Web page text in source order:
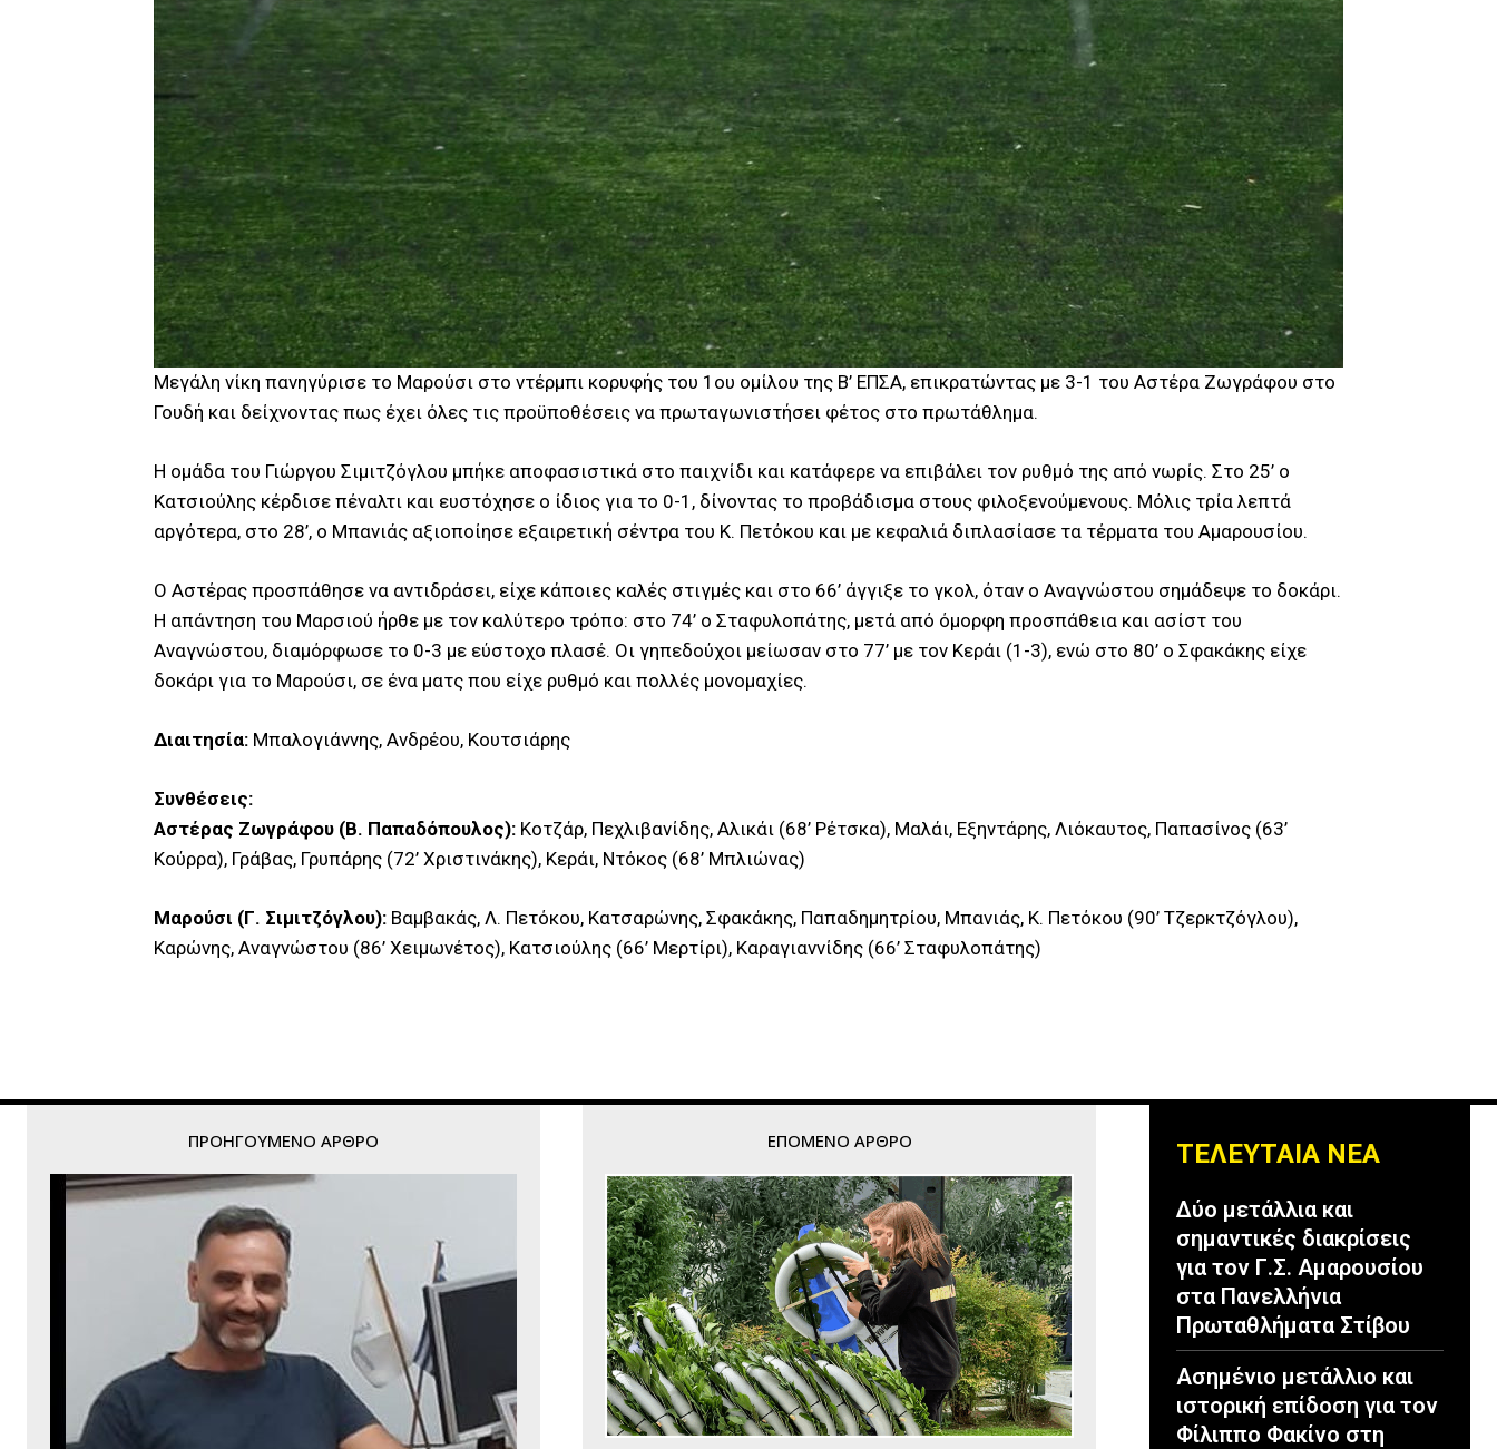
Μεγάλη νίκη πανηγύρισε το Μαρούσι στο ντέρμπι κορυφής του 1ου ομίλου της Β’ ΕΠΣΑ, επικρατώντας με 3-1 του Αστέρα Ζωγράφου στο
Γουδή και δείχνοντας πως έχει όλες τις προϋποθέσεις να πρωταγωνιστήσει φέτος στο πρωτάθλημα.
Η ομάδα του Γιώργου Σιμιτζόγλου μπήκε αποφασιστικά στο παιχνίδι και κατάφερε να επιβάλει τον ρυθμό της από νωρίς. Στο 25’ ο
Κατσιούλης κέρδισε πέναλτι και ευστόχησε ο ίδιος για το 0-1, δίνοντας το προβάδισμα στους φιλοξενούμενους. Μόλις τρία λεπτά
αργότερα, στο 28’, ο Μπανιάς αξιοποίησε εξαιρετική σέντρα του Κ. Πετόκου και με κεφαλιά διπλασίασε τα τέρματα του Αμαρουσίου.
Ο Αστέρας προσπάθησε να αντιδράσει, είχε κάποιες καλές στιγμές και στο 66’ άγγιξε το γκολ, όταν ο Αναγνώστου σημάδεψε το δοκάρι.
Η απάντηση του Μαρσιού ήρθε με τον καλύτερο τρόπο: στο 74’ ο Σταφυλοπάτης, μετά από όμορφη προσπάθεια και ασίστ του
Αναγνώστου, διαμόρφωσε το 0-3 με εύστοχο πλασέ. Οι γηπεδούχοι μείωσαν στο 77’ με τον Κεράι (1-3), ενώ στο 80’ ο Σφακάκης είχε
δοκάρι για το Μαρούσι, σε ένα ματς που είχε ρυθμό και πολλές μονομαχίες.
Διαιτησία: Μπαλογιάννης, Ανδρέου, Κουτσιάρης
Συνθέσεις:
Αστέρας Ζωγράφου (Β. Παπαδόπουλος): Κοτζάρ, Πεχλιβανίδης, Αλικάι (68’ Ρέτσκα), Μαλάι, Εξηντάρης, Λιόκαυτος, Παπασίνος (63’
Κούρρα), Γράβας, Γρυπάρης (72’ Χριστινάκης), Κεράι, Ντόκος (68’ Μπλιώνας)
Μαρούσι (Γ. Σιμιτζόγλου): Βαμβακάς, Λ. Πετόκου, Κατσαρώνης, Σφακάκης, Παπαδημητρίου, Μπανιάς, Κ. Πετόκου (90’ Τζερκτζόγλου),
Καρώνης, Αναγνώστου (86’ Χειμωνέτος), Κατσιούλης (66’ Μερτίρι), Καραγιαννίδης (66’ Σταφυλοπάτης)
ΠΡΟΗΓΟΎΜΕΝΟ ΆΡΘΡΟ ΕΠΌΜΕΝΟ ΆΡΘΡΟ ΤΕΛΕΥΤΑΙΑ ΝΕΑ
Δύο μετάλλια και
σημαντικές διακρίσεις
για τον Γ.Σ. Αμαρουσίου
στα Πανελλήνια
Πρωταθλήματα Στίβου
Ασημένιο μετάλλιο και
ιστορική επίδοση για τον
Φίλιππο Φακίνο στη